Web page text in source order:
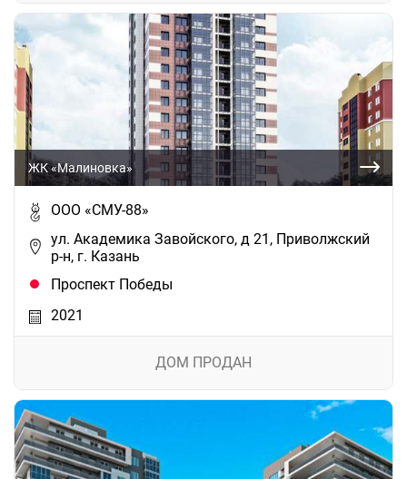
ЖК «Малиновка»
ООО «СМУ-88»
ул. Академика Завойского, д 21, Приволжский
р-н, г. Казань
Проспект Победы
2021
ДОМ ПРОДАН